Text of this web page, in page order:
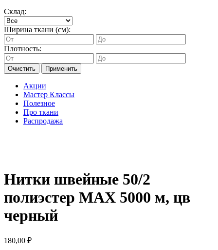
Склад:
Ширина ткани (см):
Плотность:
Очистить Применить
Акции
Мастер Классы
Полезное
Про ткани
Распродажа
Нитки швейные 50/2
полиэстер MAX 5000 м, цв
черный
180,00 ₽